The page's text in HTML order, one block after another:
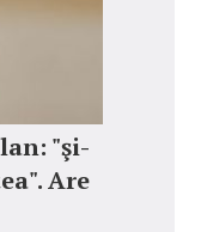
"şi-
Are